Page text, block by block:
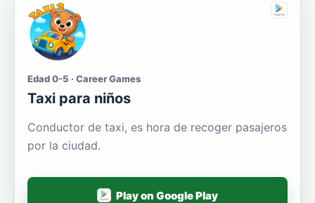
Edad 0-5 · Career Games
Taxi para niños
Conductor de taxi, es hora de recoger pasajeros
por la ciudad.
Play on Google Play